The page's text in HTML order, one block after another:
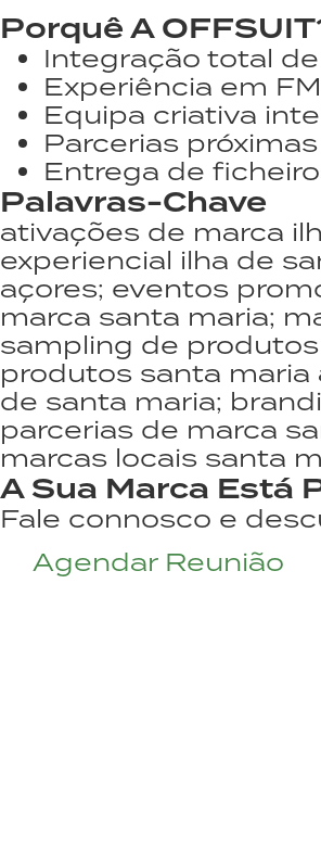
Porquê A
Integração total
Experiência em
Equipa criativa
Parcerias
Entrega de
Palavras-Chave
ativações de marca
experiencial ilha de
açores; eventos
marca santa maria;
sampling de
produtos santa maria
de santa maria;
parcerias de marca
marcas locais santa
A Sua Marca Está
Fale connosco e
Agendar Reunião